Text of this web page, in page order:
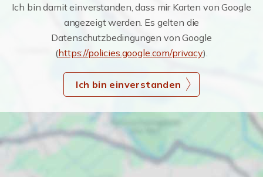
Ich bin damit einverstanden, dass mir Karten von Google
angezeigt werden. Es gelten die
Datenschutzbedingungen von Google
(https://policies.google.com/privacy).
Ich bin einverstanden